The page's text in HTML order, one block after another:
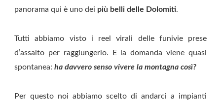
panorama qui è uno dei più belli delle Dolomiti.
Tutti abbiamo visto i reel virali delle funivie prese
d’assalto per raggiungerlo. E la domanda viene quasi
spontanea: ha davvero senso vivere la montagna così?
Per questo noi abbiamo scelto di andarci a impianti